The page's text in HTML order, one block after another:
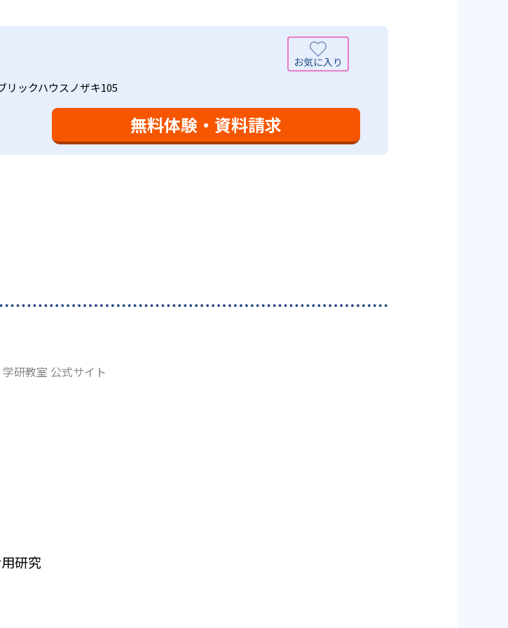
、生徒によっては物足りなく感じる可能性がある点だろう。相性が気
リックハウスノザキ105
無料体験・資料請求
研教室 公式サイト
研究